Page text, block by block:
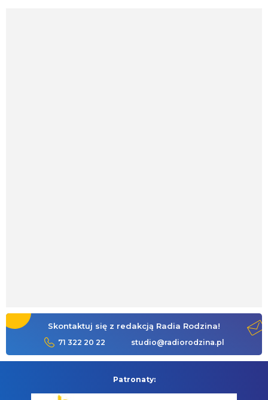
Skontaktuj się z redakcją Radia Rodzina!
71 322 20 22 studio@radiorodzina.pl
Patronaty: